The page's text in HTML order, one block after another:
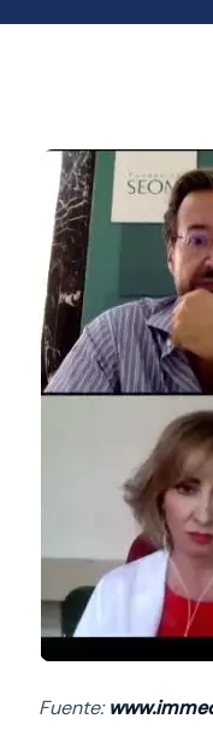
Fuente: